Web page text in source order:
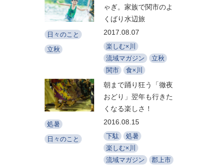
日々のこと
立秋
ゃぎ。家族で関市のよ
くばり水辺旅
2017.08.07
楽しむ×川
流域マガジン
立秋
関市
食×川
処暑
日々のこと
朝まで踊り狂う「徹夜
おどり」翌年も行きた
くなる楽しさ！
2016.08.15
下駄
処暑
楽しむ×川
流域マガジン
郡上市